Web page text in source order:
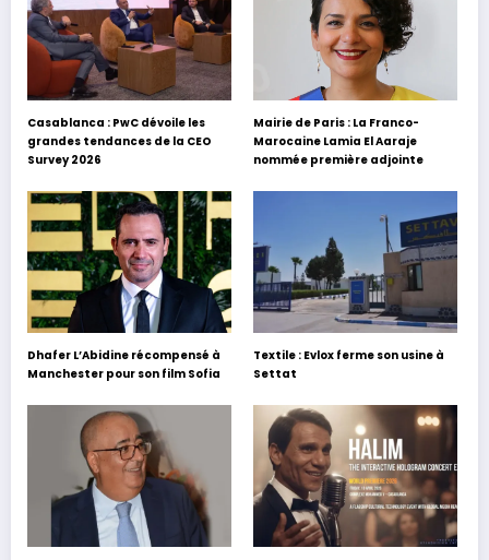
Casablanca : PwC dévoile les
grandes tendances de la CEO
Survey 2026
Mairie de Paris : La Franco-
Marocaine Lamia El Aaraje
nommée première adjointe
Dhafer L’Abidine récompensé à
Manchester pour son film Sofia
Textile : Evlox ferme son usine à
Settat